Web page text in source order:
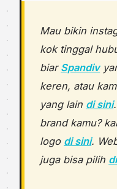
Mau bikin
kok tinggal
biar Spandiv
keren, atau
yang lain di sini
brand kamu?
logo di sini.
juga bisa pilih